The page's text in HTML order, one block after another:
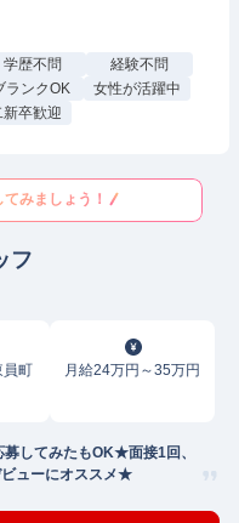
学歴不問
経験不問
ランクOK
女性が活躍中
新卒歓迎
みましょう！
フ
員町
月給24万円～35万円
してみたもOK★面接1回、
ューにオススメ★